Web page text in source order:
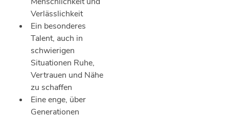
Verlässlichkeit
Ein besonderes
Talent, auch in
schwierigen
Situationen Ruhe,
Vertrauen und Nähe
zu schaffen
Eine enge, über
Generationen